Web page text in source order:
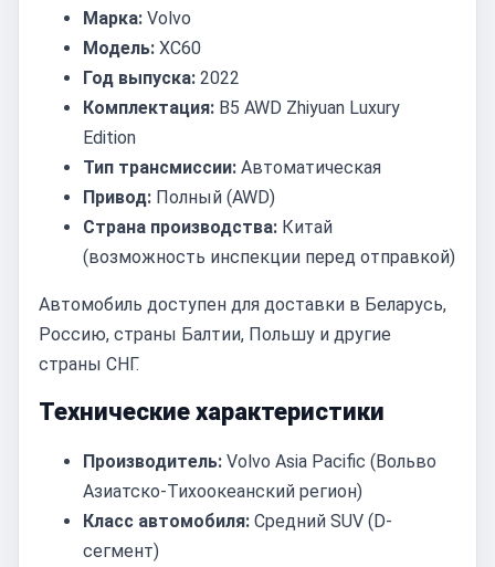
Марка: Volvo
Модель: XC60
Год выпуска: 2022
Комплектация: B5 AWD Zhiyuan Luxury
Edition
Тип трансмиссии: Автоматическая
Привод: Полный (AWD)
Страна производства: Китай
(возможность инспекции перед отправкой)
Автомобиль доступен для доставки в Беларусь,
Россию, страны Балтии, Польшу и другие
страны СНГ.
Технические характеристики
Производитель: Volvo Asia Pacific (Вольво
Азиатско-Тихоокеанский регион)
Класс автомобиля: Средний SUV (D-
сегмент)